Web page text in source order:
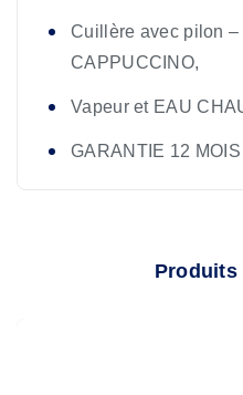
Cuillère avec pilon –
CAPPUCCINO,
Vapeur et EAU
GARANTIE 12 MOIS
Produits